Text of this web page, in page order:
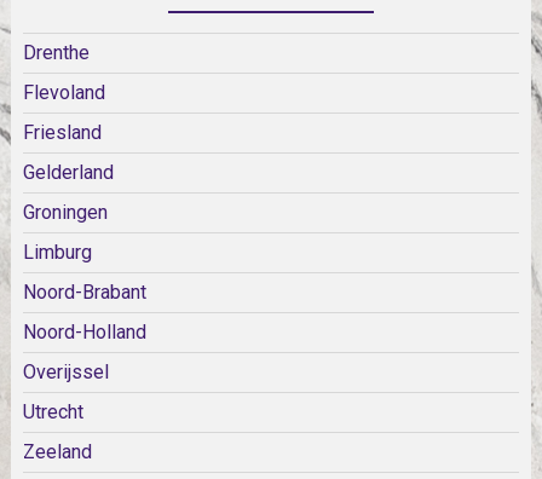
Drenthe
Flevoland
Friesland
Gelderland
Groningen
Limburg
Noord-Brabant
Noord-Holland
Overijssel
Utrecht
Zeeland